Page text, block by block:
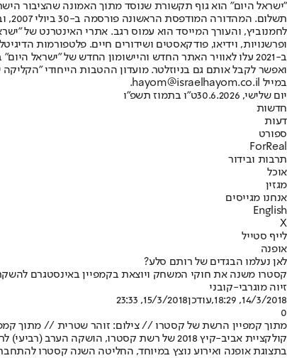
"ישראל היום" הוא גוף תקשורת שנוסד מתוך האמונה שהציבור
ופרשנויות, וידיאו, פודקאסטים ושידורים חיים. פלטפורמות
ב-2021 עלו לאוויר האתר החדש והיישומון החדש של
ואפשר לקבל אותם גם בניוזלטר. מועדון ההטבות הייחודי
במייל hayom@israelhayom.co.il.
יום שלישי, 30.6.2026
ט"ו בתמוז תשפ"ו
חדשות
דעות
ספורט
ForReal
תרבות ובידור
אוכל
מגזין
אנחנו מגייסים
English
X
לייף סטייל
אופנה
לאן נעלמו הבגדים של רותם סלע?
קסטרו משנה את חוקי המשחק ויוצאת בקמפיין באינסטגרם להשקת עונת אביב-קיץ 2018 -
זיוה מוגרבי-קובני
14/3/2018, 18:29
,עודכן15/3/2018, 23:33
0
מתוך קמפיין הרשת של קסטרו // צילום: זוהר שטרית // מתוך
קולקציית אביב-קיץ 2018 של רשת קסטרו,
בתצוגת אופנה ואירוע נוצץ במיוחד, החליטה השנה קסטרו